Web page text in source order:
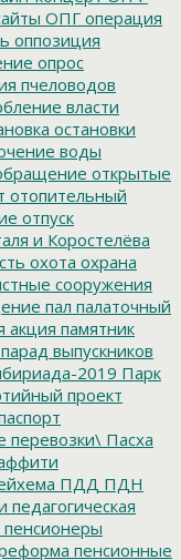
ОПГ операция
оппозиция
опрос
пчеловодов
власти
остановки
воды
открытые
отопительный
отпуск
и Коростелёва
охота охрана
сооружения
пал палаточный
акция памятник
парад выпускников
2019 Парк
проект
перевозки\ Пасха
ПДД ПДН
педагогическая
пенсионеры
пенсионные